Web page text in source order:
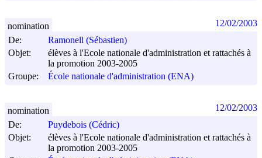
De:
Ramonell (Sébastien)
Objet:
élèves à l'Ecole nationale d'administration et rattachés à
la promotion 2003-2005
Groupe:
École nationale d'administration (ENA)
nomination 12/02/2003
De:
Puydebois (Cédric)
Objet:
élèves à l'Ecole nationale d'administration et rattachés à
la promotion 2003-2005
nomination 12/02/2003